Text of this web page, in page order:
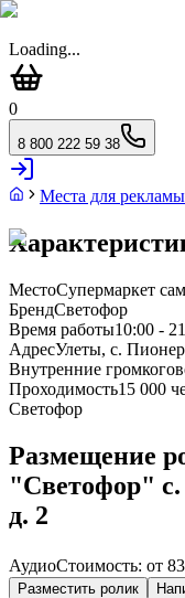
Loading...
0
8 800 222 59 38
Места для рекламы
МестоСупермаркет
БрендСветофор
Время работы10:00 -
АдресУлеты, с.
Внутренние
Проходимость15 000
Светофор
Размещение
"Светофор" с.
д. 2
АудиоСтоимость: от
Разместить ролик